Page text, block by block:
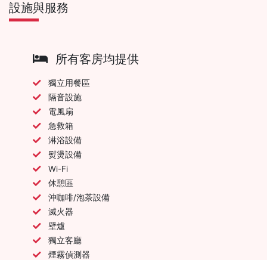
設施與服務
所有客房均提供
獨立用餐區
隔音設施
電風扇
急救箱
淋浴設備
熨燙設備
Wi-Fi
休憩區
沖咖啡/泡茶設備
滅火器
壁爐
獨立客廳
煙霧偵測器